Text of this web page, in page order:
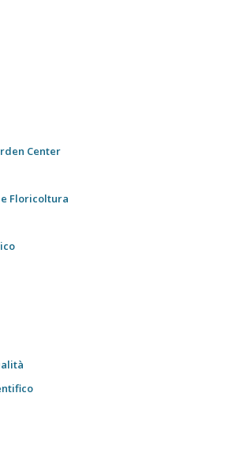
Center
Floricoltura